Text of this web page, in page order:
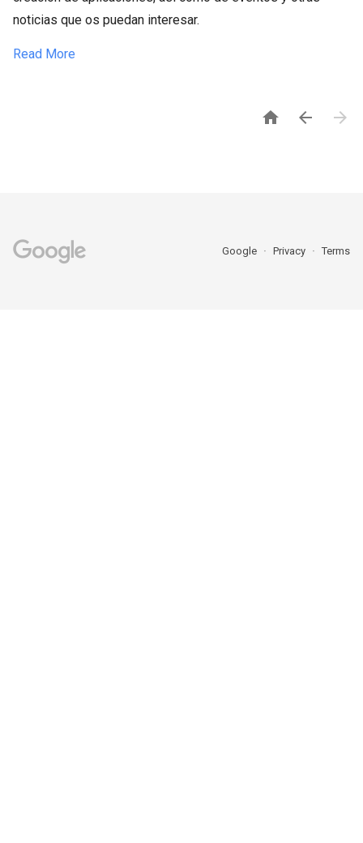
noticias que os puedan interesar.
Read More
  
Google Privacy Terms